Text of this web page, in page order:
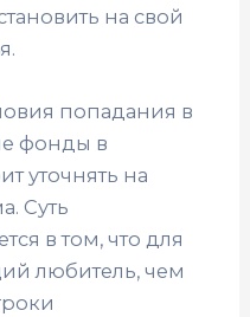
на свой
попадания в
фонды в
уточнять на
Суть
в том, что для
любитель, чем